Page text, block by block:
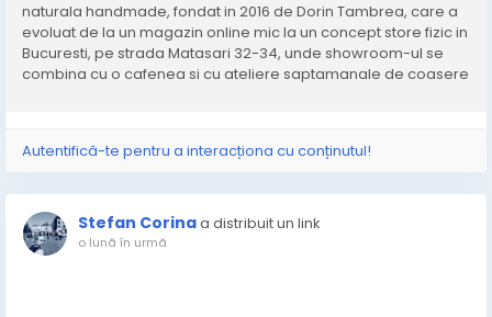
naturala handmade, fondat in 2016 de Dorin Tambrea, care a
evoluat de la un magazin online mic la un concept store fizic in
Bucuresti, pe strada Matasari 32-34, unde showroom-ul se
combina cu o cafenea si cu ateliere saptamanale de coasere
Autentifică-te pentru a interacționa cu conținutul!
Stefan Corinaa distribuit un link
o lună în urmă